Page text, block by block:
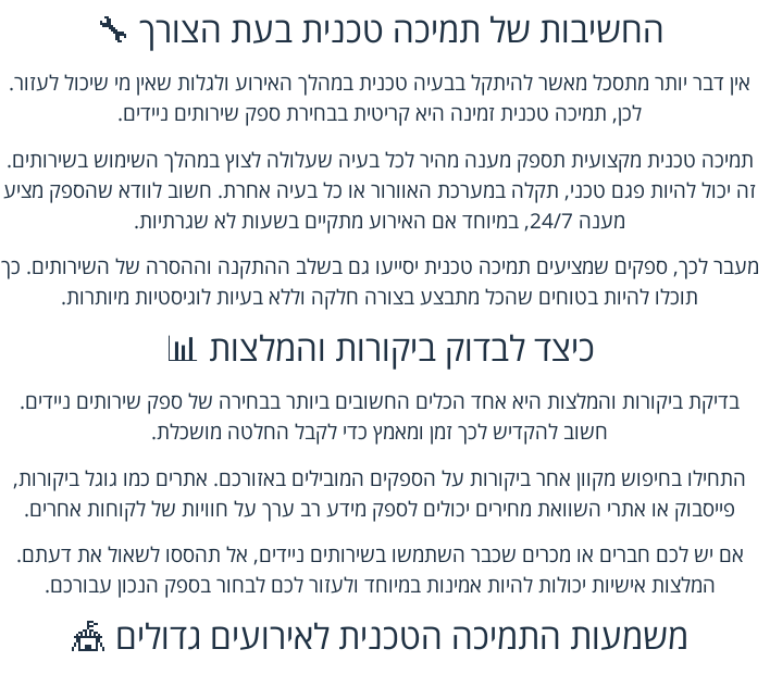
החשיבות של תמיכה טכנית בעת הצורך 🔧
אין דבר יותר מתסכל מאשר להיתקל בבעיה טכנית במהלך האירוע ולגלות שאין מי שיכול לעזור.
לכן, תמיכה טכנית זמינה היא קריטית בבחירת ספק שירותים ניידים.
תמיכה טכנית מקצועית תספק מענה מהיר לכל בעיה שעלולה לצוץ במהלך השימוש בשירותים.
זה יכול להיות פגם טכני, תקלה במערכת האוורור או כל בעיה אחרת. חשוב לוודא שהספק מציע
מענה 24/7, במיוחד אם האירוע מתקיים בשעות לא שגרתיות.
מעבר לכך, ספקים שמציעים תמיכה טכנית יסייעו גם בשלב ההתקנה וההסרה של השירותים. כך
תוכלו להיות בטוחים שהכל מתבצע בצורה חלקה וללא בעיות לוגיסטיות מיותרות.
כיצד לבדוק ביקורות והמלצות 📊
בדיקת ביקורות והמלצות היא אחד הכלים החשובים ביותר בבחירה של ספק שירותים ניידים.
חשוב להקדיש לכך זמן ומאמץ כדי לקבל החלטה מושכלת.
התחילו בחיפוש מקוון אחר ביקורות על הספקים המובילים באזורכם. אתרים כמו גוגל ביקורות,
פייסבוק או אתרי השוואת מחירים יכולים לספק מידע רב ערך על חוויות של לקוחות אחרים.
אם יש לכם חברים או מכרים שכבר השתמשו בשירותים ניידים, אל תהססו לשאול את דעתם.
המלצות אישיות יכולות להיות אמינות במיוחד ולעזור לכם לבחור בספק הנכון עבורכם.
משמעות התמיכה הטכנית לאירועים גדולים 🎪